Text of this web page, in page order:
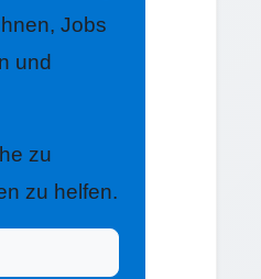
Jobs
und
zu
zu helfen.